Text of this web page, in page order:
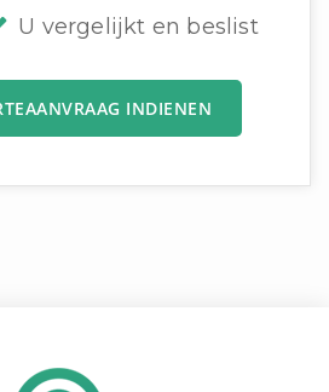
U vergelijkt en beslist
INDIENEN